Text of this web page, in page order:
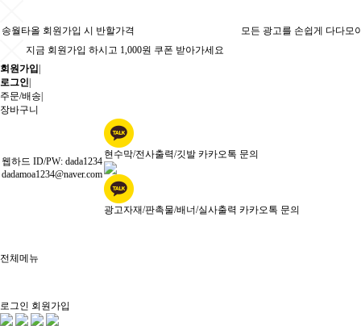
송월타올 회원가입 시 반할가격
모든 광고를 손쉽게 다다모
지금 회원가입 하시고 1,000원 쿠폰 받아가세요
회원가입
로그인
주문/배송
장바구니
웹하드 ID/PW: dada1234
dadamoa1234@naver.com
현수막/전사출력/깃발 카카오톡 문의
광고자재/판촉물/배너/실사출력 카카오톡 문의
전체메뉴
로그인 회원가입